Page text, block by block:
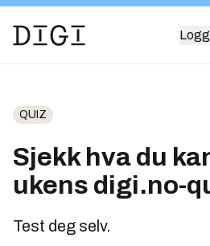
QUIZ
Sjekk hva du
ukens digi.no-
Test deg selv.